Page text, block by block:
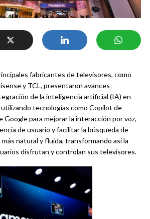
fabricantes de televisores, como
y TCL, presentaron avances
de la inteligencia artificial (IA) en
tecnologías como Copilot de
Google para mejorar la interacción por voz,
de usuario y facilitar la búsqueda de
natural y fluida, transformando así la
disfrutan y controlan sus televisores.